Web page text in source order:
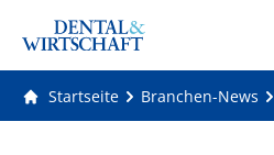
Startseite Branchen-News